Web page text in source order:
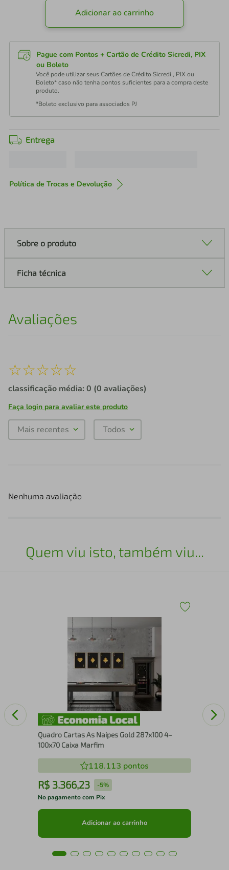
Adicionar ao carrinho
Pague com Pontos + Cartão de Crédito Sicredi, PIX
ou Boleto
Você pode utilizar seus Cartões de Crédito Sicredi , PIX ou
Boleto* caso não tenha pontos suficientes para a compra deste
produto.
*Boleto exclusivo para associados PJ
Entrega
Política de Trocas e Devolução
Sobre o produto
Ficha técnica
Avaliações
☆☆☆☆☆
classificação média: 0 (0 avaliações)
Faça login para avaliar este produto
Mais recentes Todos
Nenhuma avaliação
Quem viu isto, também viu...
Quadro Cartas As Naipes Gold 287x100 4-
100x70 Caixa Marfim
118.113 pontos
R$ 3.366,23 -5%
No pagamento com Pix
Adicionar ao carrinho